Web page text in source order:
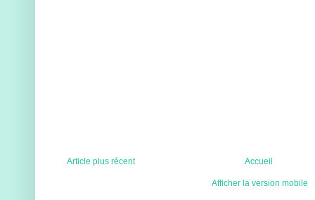
Article plus récent Accueil
Afficher la version mobile